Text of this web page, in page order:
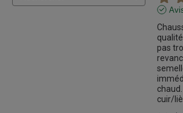
pas
cuir/